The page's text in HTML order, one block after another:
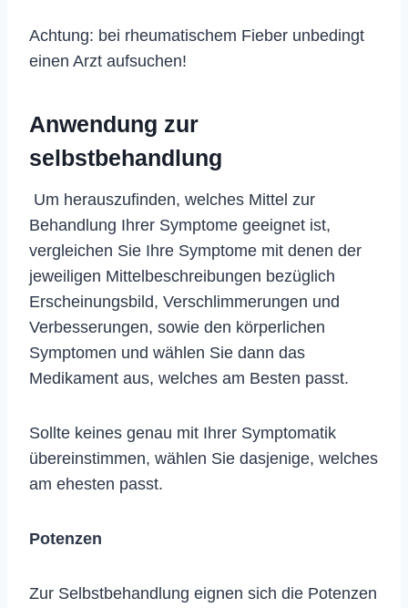
Achtung: bei rheumatischem Fieber unbedingt
einen Arzt aufsuchen!
Anwendung zur
selbstbehandlung
Um herauszufinden, welches Mittel zur
Behandlung Ihrer Symptome geeignet ist,
vergleichen Sie Ihre Symptome mit denen der
jeweiligen Mittelbeschreibungen bezüglich
Erscheinungsbild, Verschlimmerungen und
Verbesserungen, sowie den körperlichen
Symptomen und wählen Sie dann das
Medikament aus, welches am Besten passt.
Sollte keines genau mit Ihrer Symptomatik
übereinstimmen, wählen Sie dasjenige, welches
am ehesten passt.
Potenzen
Zur Selbstbehandlung eignen sich die Potenzen